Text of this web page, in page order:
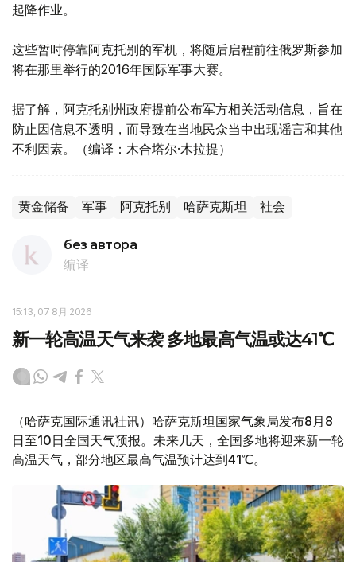
起降作业。
这些暂时停靠阿克托别的军机，将随后启程前往俄罗斯参加
将在那里举行的2016年国际军事大赛。
据了解，阿克托别州政府提前公布军方相关活动信息，旨在
防止因信息不透明，而导致在当地民众当中出现谣言和其他
不利因素。（编译：木合塔尔·木拉提）
黄金储备 军事 阿克托别 哈萨克斯坦 社会
без автора
编译
15:13, 07 8月 2026
新一轮高温天气来袭 多地最高气温或达41℃
（哈萨克国际通讯社讯）哈萨克斯坦国家气象局发布8月8
日至10日全国天气预报。未来几天，全国多地将迎来新一轮
高温天气，部分地区最高气温预计达到41℃。